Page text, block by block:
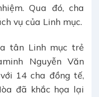
Qua đó, cha
vụ của Linh mục.
tân Linh mục trẻ
Nguyễn Văn
14 cha đồng tế,
đã khắc họa lại